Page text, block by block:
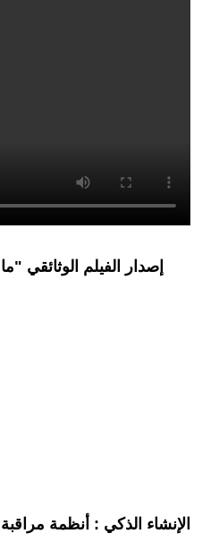
إصدار الفيلم الوثائقي
الإنشاء الذكي : أنظمة